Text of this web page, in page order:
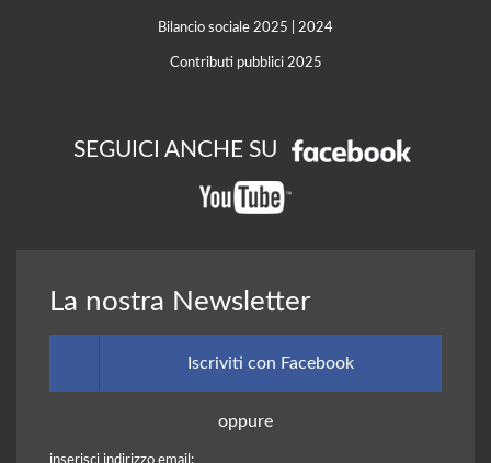
Bilancio sociale 2025 2024
Contributi pubblici 2025
SEGUICI ANCHE SU
La nostra Newsletter
Iscriviti con Facebook
oppure
inserisci indirizzo email: